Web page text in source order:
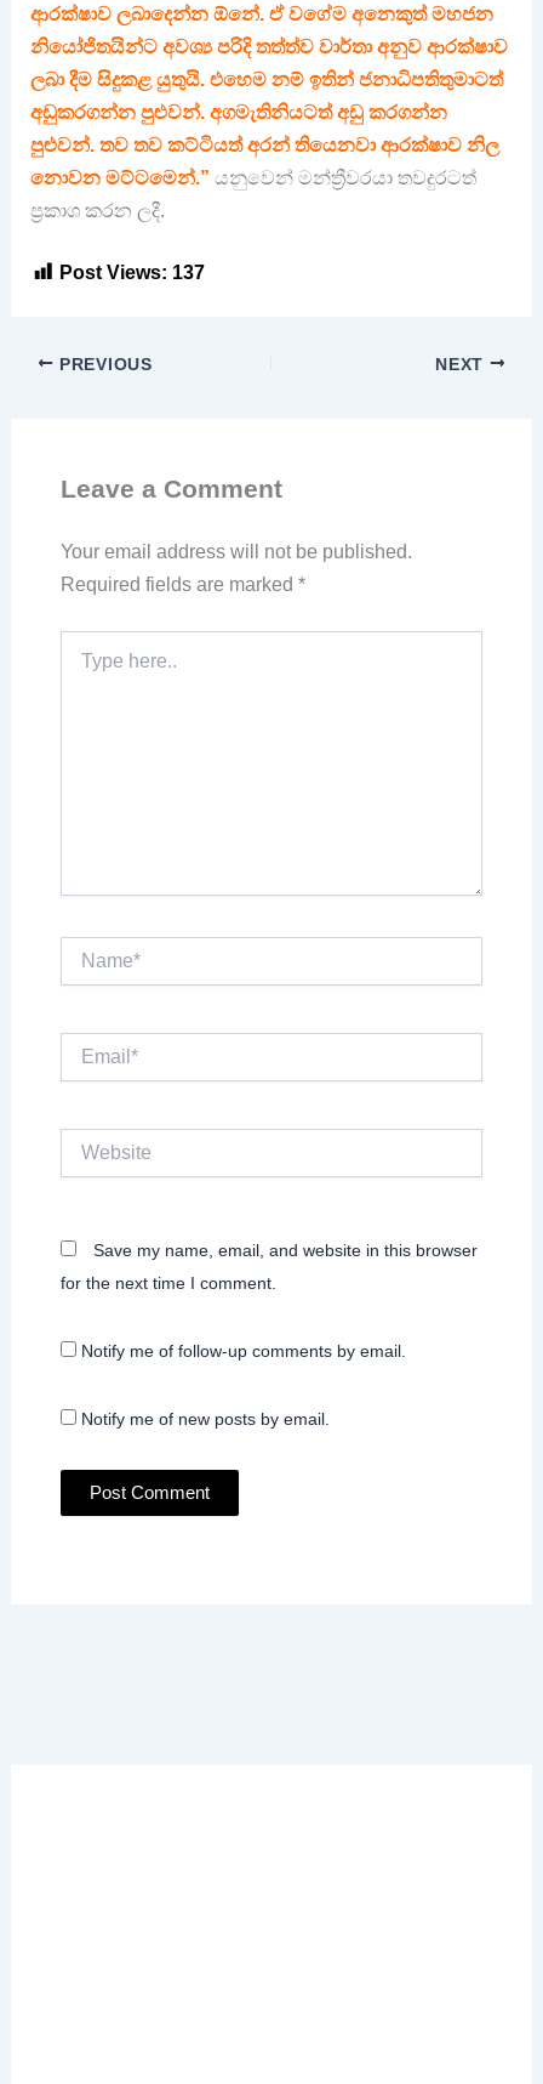
ආරක්ෂාව ලබාදෙන්න ඕනේ. ඒ වගේම අනෙකුත් මහජන
නියෝජිතයින්ට අවශ්‍ය පරිදි තත්ත්ව වාර්තා අනුව ආරක්ෂාව
ලබා දීම සිදුකළ යුතුයි. එහෙම නම් ඉතින් ජනාධිපතිතුමාටත්
අඩුකරගන්න පුළුවන්. අගමැතිනියටත් අඩු කරගන්න
පුළුවන්. තව තව කට්ටියත් අරන් තියෙනවා ආරක්ෂාව නිල
නොවන මට්ටමෙන්.”යනුවෙන් මන්ත්‍රීවරයා තවදුරටත්
ප්‍රකාශ කරන ලදී.
Post Views: 137
PREVIOUS NEXT
Leave a Comment
Your email address will not be published.
Required fields are marked *
here..
Save my name, email, and website in this browser
for the next time I comment.
Notify me of follow-up comments by email.
Notify me of new posts by email.